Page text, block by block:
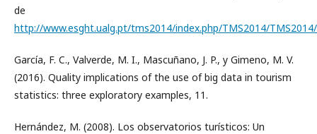
de
http://www.esght.ualg.pt/tms2014/index.php/TMS2014/
García, F. C., Valverde, M. I., Mascuñano, J. P., y Gimeno, M. V.
(2016). Quality implications of the use of big data in tourism
statistics: three exploratory examples, 11.
Hernández, M. (2008). Los observatorios turísticos: Un